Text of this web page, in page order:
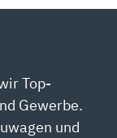
Top-
Gewerbe.
und